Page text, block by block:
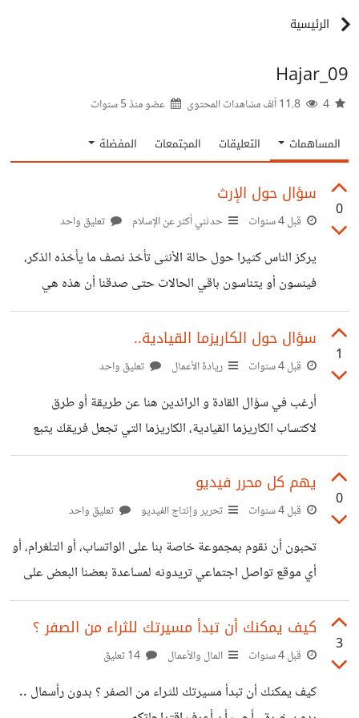
الرئيسية
Hajar_09
عضو منذ5 سنوات
المساهمات التعليقات المجتمعات المفضلة
0
سؤال حول الإرث
قبل 4 سنوات حدثني أكثر عن الإسلام تعليق واحد
يركز الناس كثيرا حول حالة الأنثى تأخذ نصف ما يأخذه الذكر،
فينسون أو يتناسون باقي الحالات حتى صدقنا أن هذه هي
القاعدة الوحيدة في الإرث، إلا أنني اكتشفت مؤخرا أن هناك 34
حالة، أربعة منها يأخذ الذكر أكثر من الأنثى، بينما الحالات الأخرى
تأخذ الأنثى أكثر من الذكر أو مثله، أو حتى أنها تأخذ الإرث كله و
فيه. ماهي الحالات 34 للإرث؟
1
سؤال حول الكاريزما القيادية..
قبل 4 سنوات ريادة الأعمال تعليق واحد
أرغب في سؤال القادة و الرائدين هنا عن طريقة أو طرق
لاكتساب الكاريزما القيادية، الكاريزما التي تجعل فريقك يتبع
أفكارك و يدعمك فيها . أتمنى الإجابة.
0
يهم كل محرر فيديو
قبل 4 سنوات تحرير وإنتاج الفيديو تعليق واحد
تحبون أن نقوم بمجموعة خاصة بنا على الواتساب، أو التلغرام، أو
أي موقع تواصل اجتماعي تريدونه لمساعدة بعضنا البعض على
التطور في مجال تحرير الفيديوهات و البروز فيه بشكل أكبر ؟ .
على سبيل المثال : نتفق على لحن معين و وقت محدد يقوم فيه
كل الأعضاء بإنشاء فيديو باستعمال اللحن أو أي شيء متفق عليه.
بصراحة عن رأيه في الفيديو و بعض النصائح التي ستساهم في
3
كيف يمكنك أن تبدأ مسيرتك للثراء من الصفر ؟
قبل 4 سنوات المال والأعمال
كيف يمكنك أن تبدأ مسيرتك للثراء من الصفر ؟ بدون رأسمال ..